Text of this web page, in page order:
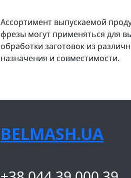
Ассортимент выпускаемой
фрезы могут применяться для
обработки заготовок из
назначения и совместимости.
BELMASH.UA